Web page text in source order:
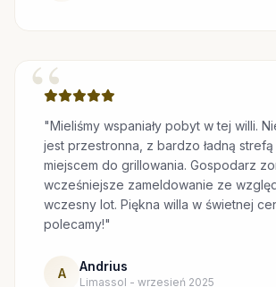
“"Mieliśmy wspaniały pobyt w tej willi.
jest przestronna, z bardzo ładną
miejscem do grillowania. Gospodarz
wcześniejsze zameldowanie ze
wczesny lot. Piękna willa w świetnej
polecamy!"
A Andrius
Limassol - wrzesień 2025